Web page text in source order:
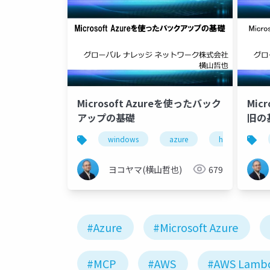
Microsoft Azureを使ったバック
アップの基礎
windows azure hyper-v
ヨコヤマ(横山哲也) 679
旧の
#Azure #Microsoft Azure
#MCP #AWS #AWS